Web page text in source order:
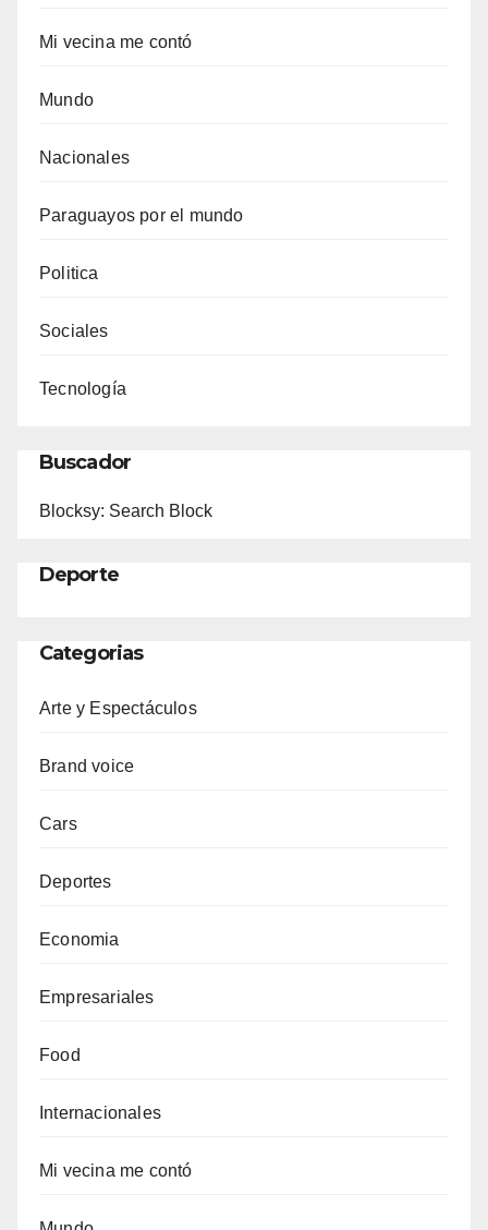
Mi vecina me contó
Mundo
Nacionales
Paraguayos por el mundo
Politica
Sociales
Tecnología
Buscador
Blocksy: Search Block
Deporte
Categorias
Arte y Espectáculos
Brand voice
Cars
Deportes
Economia
Empresariales
Food
Internacionales
Mi vecina me contó